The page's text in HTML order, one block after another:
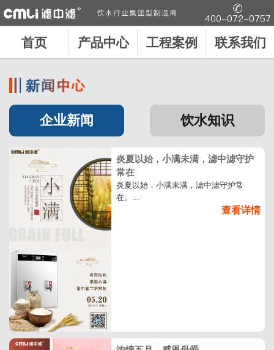
首页 产品中心 工程案例 联系我们
企业新闻 饮水知识
炎夏以始，小满未满，滤中滤守护
常在
炎夏以始，小满未满，滤中滤守护常
在。...
查看详情